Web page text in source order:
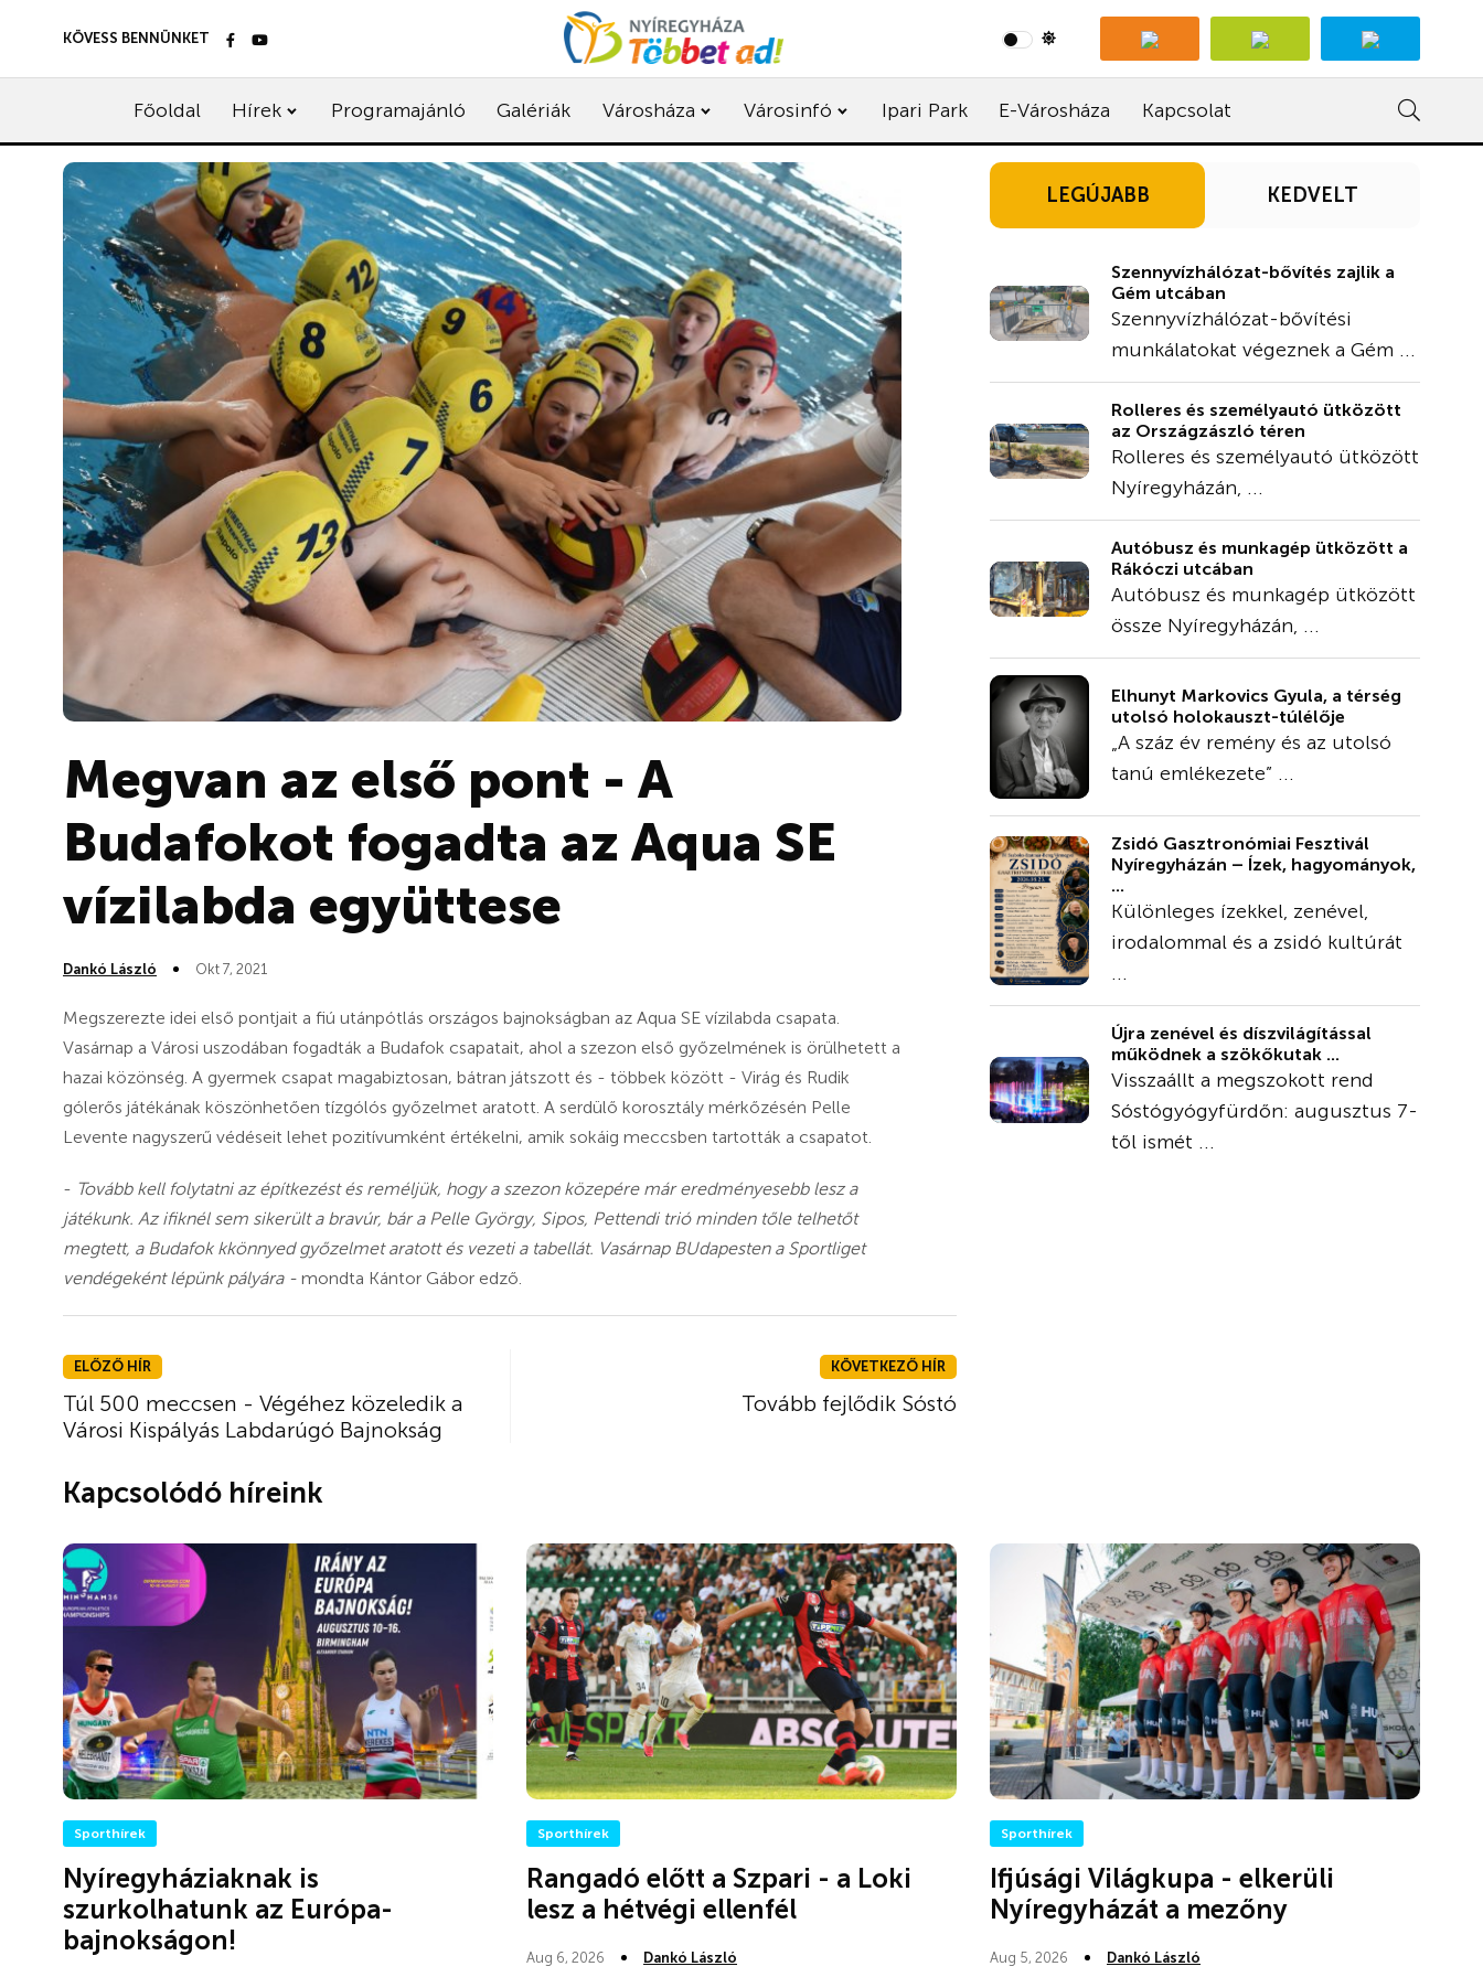
KÖVESS BENNÜNKET
Főoldal Hírek Programajánló Galériák Városháza Városinfó Ipari Park E-Városháza Kapcsolat
Megvan az első pont - A
Budafokot fogadta az Aqua SE
vízilabda együttese
Dankó László Okt 7, 2021
Megszerezte idei első pontjait a fiú utánpótlás országos bajnokságban az Aqua SE vízilabda csapata.
Vasárnap a Városi uszodában fogadták a Budafok csapatait, ahol a szezon első győzelmének is örülhetett a
hazai közönség. A gyermek csapat magabiztosan, bátran játszott és - többek között - Virág és Rudik
gólerős játékának köszönhetően tízgólós győzelmet aratott. A serdülő korosztály mérkőzésén Pelle
Levente nagyszerű védéseit lehet pozitívumként értékelni, amik sokáig meccsben tartották a csapatot.
- Tovább kell folytatni az építkezést és reméljük, hogy a szezon közepére már eredményesebb lesz a
játékunk. Az ifiknél sem sikerült a bravúr, bár a Pelle György, Sipos, Pettendi trió minden tőle telhetőt
megtett, a Budafok kkönnyed győzelmet aratott és vezeti a tabellát. Vasárnap BUdapesten a Sportliget
vendégeként lépünk pályára - mondta Kántor Gábor edző.
ELŐZŐ HÍR
Túl 500 meccsen - Végéhez közeledik a
Városi Kispályás Labdarúgó Bajnokság
KÖVETKEZŐ HÍR
Tovább fejlődik Sóstó
LEGÚJABB KEDVELT
Szennyvízhálózat-bővítés zajlik a
Gém utcában
Szennyvízhálózat-bővítési
munkálatokat végeznek a Gém ...
Rolleres és személyautó ütközött
az Országzászló téren
Rolleres és személyautó ütközött
Nyíregyházán, ...
Autóbusz és munkagép ütközött a
Rákóczi utcában
Autóbusz és munkagép ütközött
össze Nyíregyházán, ...
Elhunyt Markovics Gyula, a térség
utolsó holokauszt-túlélője
„A száz év remény és az utolsó
tanú emlékezete” ...
Zsidó Gasztronómiai Fesztivál
Nyíregyházán – Ízek, hagyományok,
...
Különleges ízekkel, zenével,
irodalommal és a zsidó kultúrát
...
Újra zenével és díszvilágítással
működnek a szökőkutak ...
Visszaállt a megszokott rend
Sóstógyógyfürdőn: augusztus 7-
től ismét ...
Kapcsolódó híreink
Sporthírek
Nyíregyháziaknak is
szurkolhatunk az Európa-
bajnokságon!
Sporthírek
Rangadó előtt a Szpari - a Loki
lesz a hétvégi ellenfél
Aug 6, 2026 Dankó László
Sporthírek
Ifjúsági Világkupa - elkerüli
Nyíregyházát a mezőny
Aug 5, 2026 Dankó László